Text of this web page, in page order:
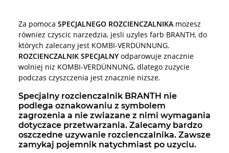
Za pomoca SPECJALNEGO ROZCIENCZALNIKA mozesz
równiez czyscic narzedzia, jesli uzyles farb BRANTH, do
których zalecany jest KOMBI-VERDÜNNUNG.
ROZCIENCZALNIK SPECJALNY odparowuje znacznie
wolniej niz KOMBI-VERDÜNNUNG, dlatego zuzycie
podczas czyszczenia jest znacznie nizsze.
Specjalny rozcienczalnik BRANTH nie
podlega oznakowaniu z symbolem
zagrozenia a nie zwiazane z nimi wymagania
dotyczace przetwarzania. Zalecamy bardzo
oszczedne uzywanie rozcienczalnika. Zawsze
zamykaj pojemnik natychmiast po uzyciu.